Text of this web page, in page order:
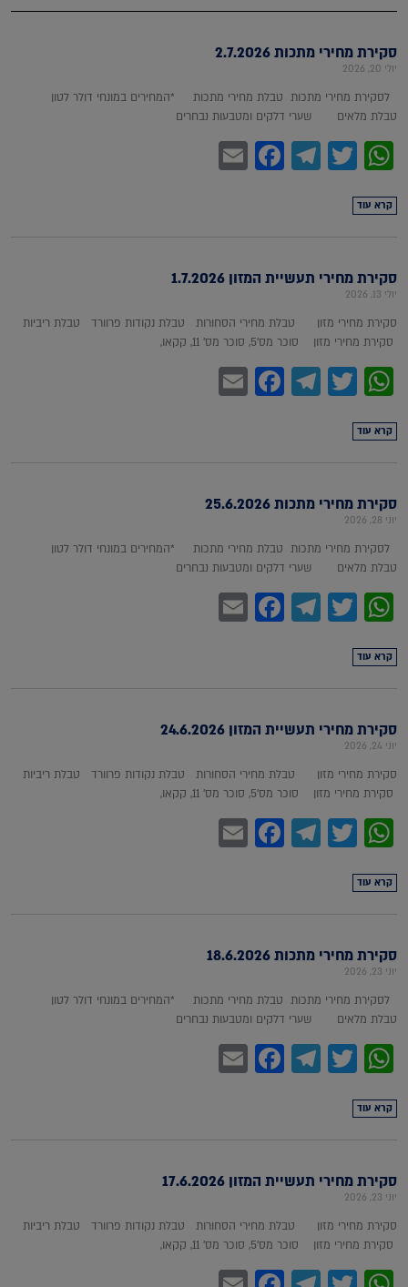
סקירת מחירי מתכות 2.7.2026
יולי 20, 2026
לסקירת מחירי מתכות טבלת מחירי מתכות *המחירים במונחי דולר לטון
טבלת מלאים שערי דלקים ומטבעות נבחרים
WhatsApp
Twitter
Telegram
Facebook
קרא עוד
סקירת מחירי תעשיית המזון 1.7.2026
יולי 13, 2026
סקירת מחירי מזון טבלת מחירי הסחורות טבלת נקודות פרוורד טבלת ריביות
סקירת מחירי מזון סוכר מס'5, סוכר מס' 11, קקאו,
WhatsApp
Twitter
Telegram
Facebook
קרא עוד
סקירת מחירי מתכות 25.6.2026
יוני 28, 2026
לסקירת מחירי מתכות טבלת מחירי מתכות *המחירים במונחי דולר לטון
טבלת מלאים שערי דלקים ומטבעות נבחרים
WhatsApp
Twitter
Telegram
Facebook
קרא עוד
סקירת מחירי תעשיית המזון 24.6.2026
יוני 24, 2026
סקירת מחירי מזון טבלת מחירי הסחורות טבלת נקודות פרוורד טבלת ריביות
סקירת מחירי מזון סוכר מס'5, סוכר מס' 11, קקאו,
WhatsApp
Twitter
Telegram
Facebook
קרא עוד
סקירת מחירי מתכות 18.6.2026
יוני 23, 2026
לסקירת מחירי מתכות טבלת מחירי מתכות *המחירים במונחי דולר לטון
טבלת מלאים שערי דלקים ומטבעות נבחרים
WhatsApp
Twitter
Telegram
Facebook
קרא עוד
סקירת מחירי תעשיית המזון 17.6.2026
יוני 23, 2026
סקירת מחירי מזון טבלת מחירי הסחורות טבלת נקודות פרוורד טבלת ריביות
סקירת מחירי מזון סוכר מס'5, סוכר מס' 11, קקאו,